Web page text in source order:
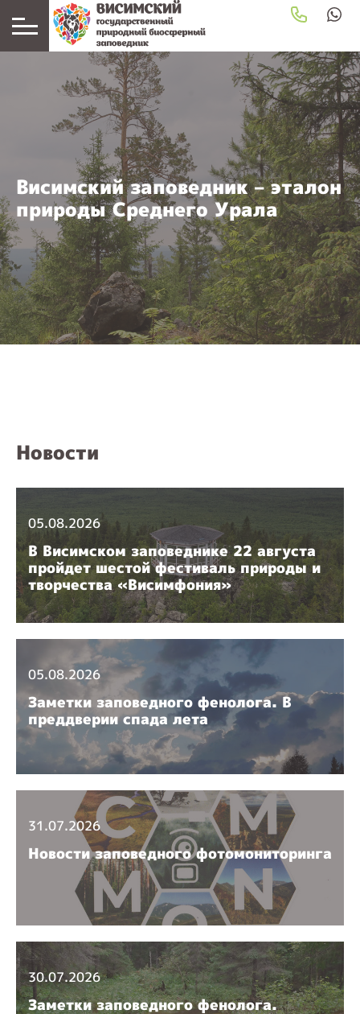
Висимский заповедник – эталон
природы Среднего Урала
Новости
05.08.2026
В Висимском заповеднике 22 августа
пройдет шестой фестиваль природы и
творчества «Висимфония»
05.08.2026
Заметки заповедного фенолога. В
преддверии спада лета
31.07.2026
Новости заповедного фотомониторинга
30.07.2026
Заметки заповедного фенолога.